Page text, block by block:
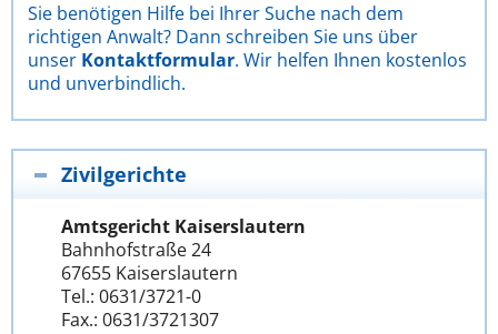
Sie benötigen Hilfe bei Ihrer Suche nach dem
richtigen Anwalt? Dann schreiben Sie uns über
unser Kontaktformular. Wir helfen Ihnen kostenlos
und unverbindlich.
Zivilgerichte
Amtsgericht Kaiserslautern
Bahnhofstraße 24
67655 Kaiserslautern
Tel.: 0631/3721-0
Fax.: 0631/3721307